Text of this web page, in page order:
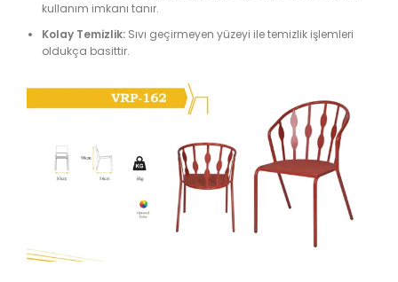
kullanım imkanı tanır.
Kolay Temizlik: Sıvı geçirmeyen yüzeyi ile temizlik işlemleri
oldukça basittir.